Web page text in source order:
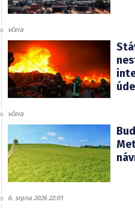
včera
včera
6. srpna 2026 22:01